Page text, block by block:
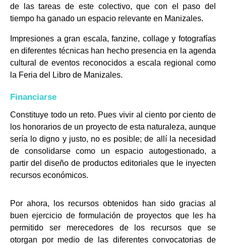
de las tareas de este colectivo, que con el paso del
tiempo ha ganado un espacio relevante en Manizales.
Impresiones a gran escala, fanzine, collage y fotografías
en diferentes técnicas han hecho presencia en la agenda
cultural de eventos reconocidos a escala regional como
la Feria del Libro de Manizales.
Financiarse
Constituye todo un reto. Pues vivir al ciento por ciento de
los honorarios de un proyecto de esta naturaleza, aunque
sería lo digno y justo, no es posible; de allí la necesidad
de consolidarse como un espacio autogestionado, a
partir del diseño de productos editoriales que le inyecten
recursos económicos.
Por ahora, los recursos obtenidos han sido gracias al
buen ejercicio de formulación de proyectos que les ha
permitido ser merecedores de los recursos que se
otorgan por medio de las diferentes convocatorias de